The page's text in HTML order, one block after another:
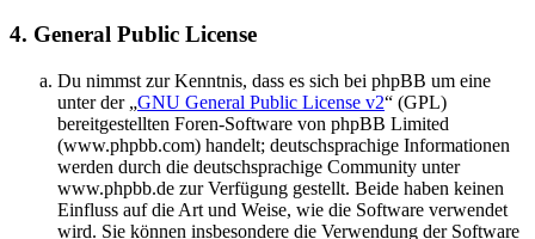
4. General Public License
Du nimmst zur Kenntnis, dass es sich bei phpBB um eine
unter der „GNU General Public License v2“ (GPL)
bereitgestellten Foren-Software von phpBB Limited
(www.phpbb.com) handelt; deutschsprachige Informationen
werden durch die deutschsprachige Community unter
www.phpbb.de zur Verfügung gestellt. Beide haben keinen
Einfluss auf die Art und Weise, wie die Software verwendet
wird. Sie können insbesondere die Verwendung der Software